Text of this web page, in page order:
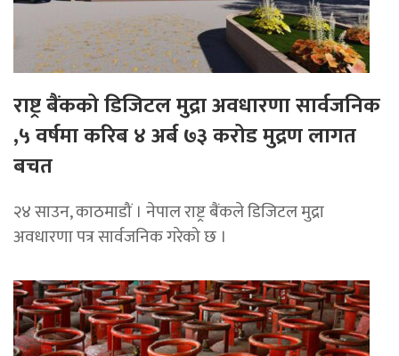
राष्ट्र बैंकको डिजिटल मुद्रा अवधारणा सार्वजनिक
,५ वर्षमा करिब ४ अर्ब ७३ करोड मुद्रण लागत
बचत
२४ साउन, काठमाडौं । नेपाल राष्ट्र बैंकले डिजिटल मुद्रा
अवधारणा पत्र सार्वजनिक गरेको छ ।